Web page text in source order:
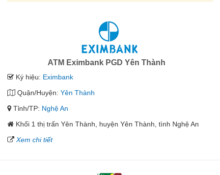
ATM Eximbank PGD Yên Thành
Ký hiệu: Eximbank
Quận/Huyện: Yên Thành
Tỉnh/TP: Nghệ An
Khối 1 thị trấn Yên Thành, huyện Yên Thành, tình Nghệ An
Xem chi tiết